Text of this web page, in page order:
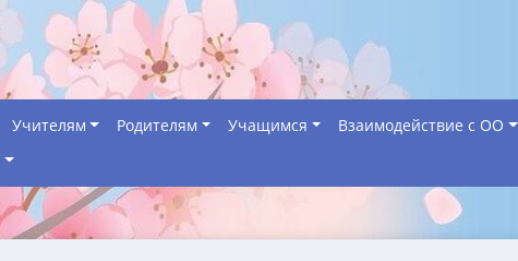
Учителям Родителям Учащимся Взаимодействие с ОО